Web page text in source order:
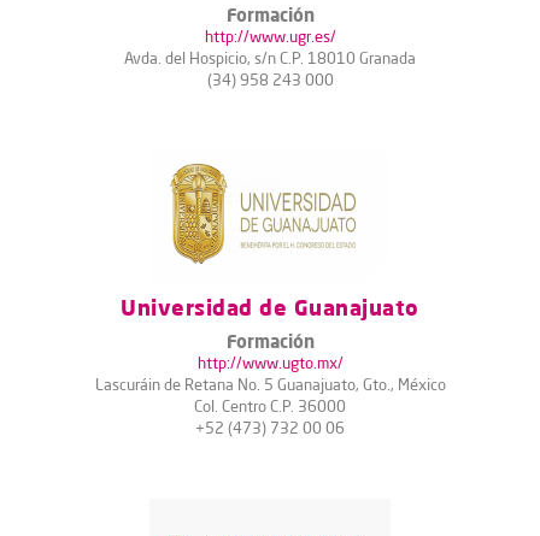
Formación
http://www.ugr.es/
Avda. del Hospicio, s/n C.P. 18010 Granada
(34) 958 243 000
Universidad de Guanajuato
Formación
http://www.ugto.mx/
Lascuráin de Retana No. 5 Guanajuato, Gto., México
Col. Centro C.P. 36000
+52 (473) 732 00 06